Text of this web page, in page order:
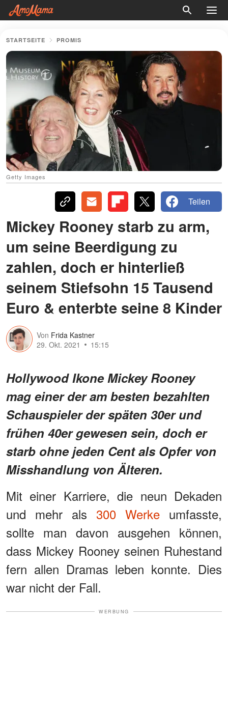
STARTSEITE PROMIS
Getty Images
Teilen
Mickey Rooney starb zu arm,
um seine Beerdigung zu
zahlen, doch er hinterließ
seinem Stiefsohn 15 Tausend
Euro & enterbte seine 8 Kinder
Von Frida Kastner
29. Okt. 2021
15:15
Hollywood Ikone Mickey Rooney
mag einer der am besten bezahlten
Schauspieler der späten 30er und
frühen 40er gewesen sein, doch er
starb ohne jeden Cent als Opfer von
Misshandlung von Älteren.
Mit einer Karriere, die neun Dekaden
und mehr als 300 Werke umfasste,
sollte man davon ausgehen können,
dass Mickey Rooney seinen Ruhestand
fern allen Dramas leben konnte. Dies
war nicht der Fall.
WERBUNG